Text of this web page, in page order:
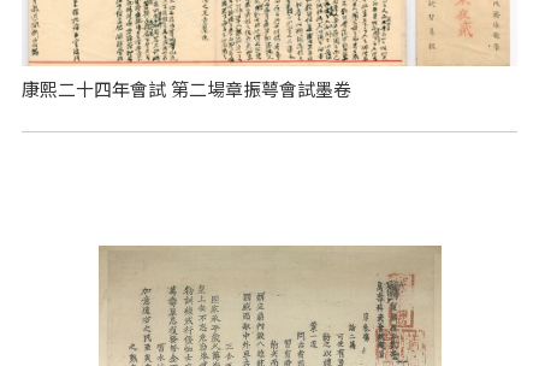
康熙二十四年會試 第二場章振萼會試墨卷